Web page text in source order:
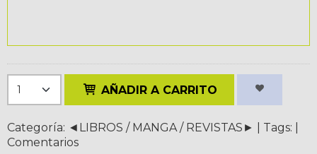
AÑADIR A CARRITO
Categoría: ◄LIBROS / MANGA / REVISTAS► Tags:
Comentarios